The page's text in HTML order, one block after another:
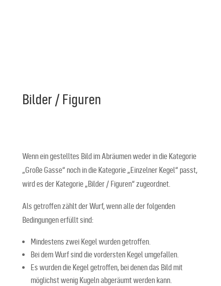
Bilder / Figuren
Wenn ein gestelltes Bild im Abräumen weder in die Kategorie
„Große Gasse“ noch in die Kategorie „Einzelner Kegel“ passt,
wird es der Kategorie „Bilder / Figuren“ zugeordnet.
Als getroffen zählt der Wurf, wenn alle der folgenden
Bedingungen erfüllt sind:
Mindestens zwei Kegel wurden getroffen.
Bei dem Wurf sind die vordersten Kegel umgefallen.
Es wurden die Kegel getroffen, bei denen das Bild mit
möglichst wenig Kugeln abgeräumt werden kann.